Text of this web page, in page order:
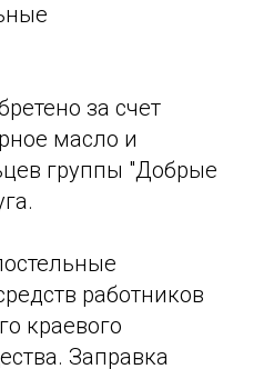
за счет
масло и
группы "Добрые
работников
краевого
Заправка